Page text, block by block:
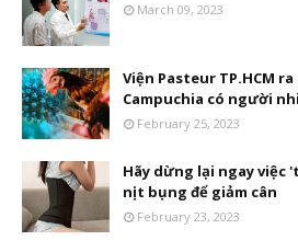
March 09, 2023
Viện Pasteur TP.HCM
Campuchia có người
February 25, 2023
Hãy dừng lại ngay việc
nịt bụng để giảm cân
February 23, 2023